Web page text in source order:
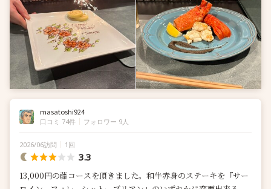
masatoshi924
口コミ 74件 フォロワー 9人
2026/06訪問 1回
3.3
13,000円の藤コースを頂きました。和牛赤身のステーキを『サー